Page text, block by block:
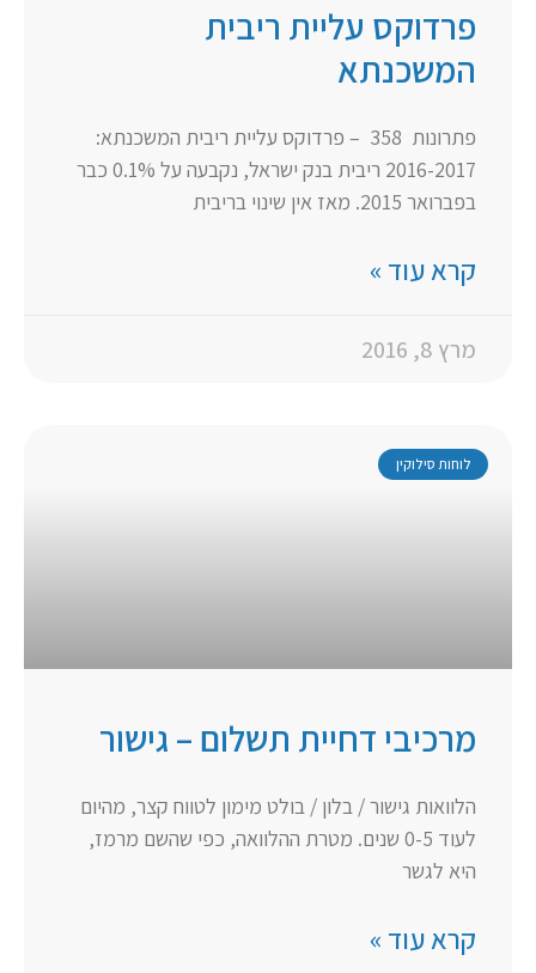
פרדוקס עליית ריבית
המשכנתא
פתרונות 358 – פרדוקס עליית ריבית המשכנתא:
2016-2017 ריבית בנק ישראל, נקבעה על 0.1% כבר
בפברואר 2015. מאז אין שינוי בריבית
קרא עוד »
מרץ 8, 2016
לוחות סילוקין
מרכיבי דחיית תשלום – גישור
הלוואות גישור / בלון / בולט מימון לטווח קצר, מהיום
לעוד 0-5 שנים. מטרת ההלוואה, כפי שהשם מרמז,
היא לגשר
קרא עוד »